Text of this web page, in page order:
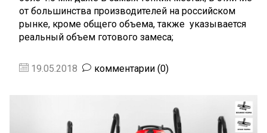
от большинства производителей на российском
рынке, кроме общего объема, также указывается
реальный объем готового замеса;
19.05.2018 комментарии (0)